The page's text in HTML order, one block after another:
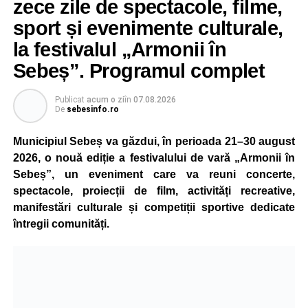
pentru investigații și îngrijiri medicale.
Atât conducătorul auto, cât și biciclistul au fost testați cu
aparatul etilotest, rezultatele fiind negative.
Polițiștii au deschis un dosar penal și continuă cercetările
pentru vătămare corporală din culpă, urmând să
stabilească toate împrejurările în care s-a produs
accidentul.
Adaugă-ne ca sursă preferată
zece zile de spectacole, filme,
sport și evenimente culturale,
la festivalul „Armonii în
Sebeș”. Programul complet
Publicat acum o ziîn 07.08.2026
De sebesinfo.ro
Municipiul Sebeș va găzdui, în perioada 21–30 august
2026, o nouă ediție a festivalului de vară „Armonii în
Sebeș”, un eveniment care va reuni concerte,
spectacole, proiecții de film, activități recreative,
manifestări culturale și competiții sportive dedicate
întregii comunități.